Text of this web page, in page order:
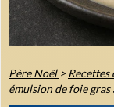
Père Noël >Recettes
émulsion de foie